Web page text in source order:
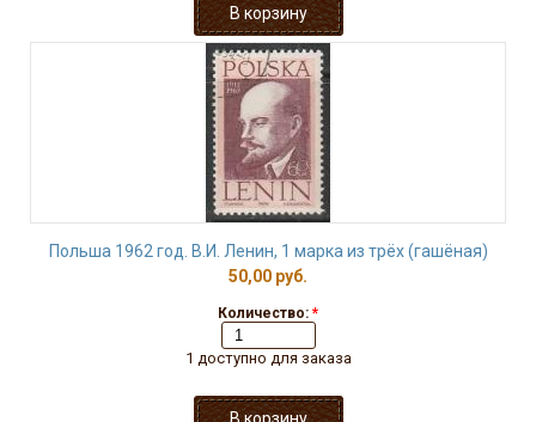
Польша 1962 год. В.И. Ленин, 1 марка из трёх (гашёная)
50,00 руб.
Количество: *
1 доступно для заказа